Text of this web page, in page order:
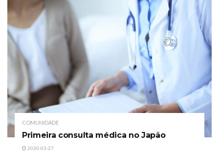
COMUNIDADE
Primeira consulta médica no Japão
2020-03-27